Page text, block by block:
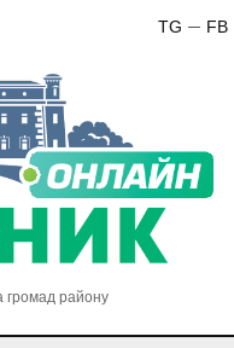
FB
TG
громад району